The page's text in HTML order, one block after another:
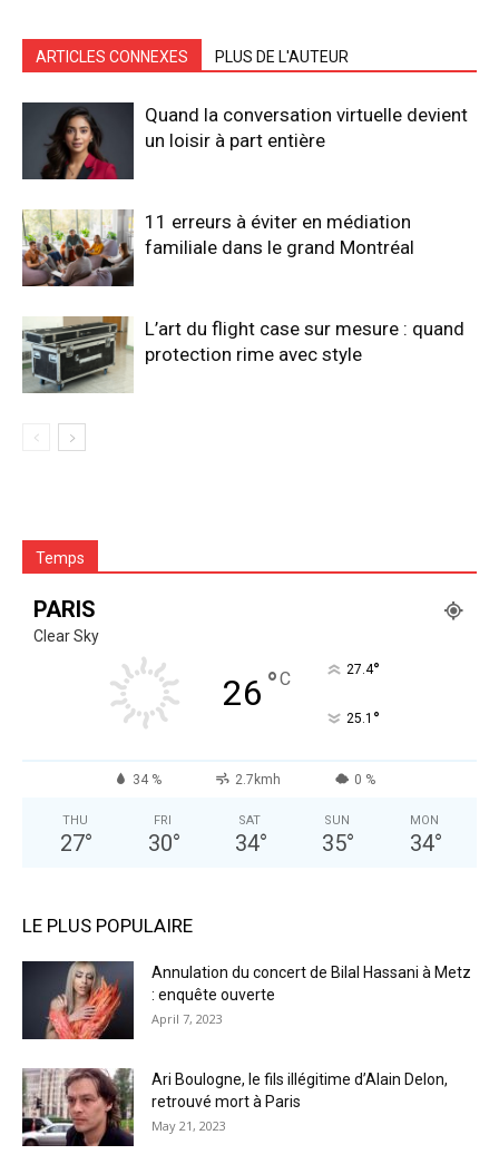
ARTICLES CONNEXES PLUS DE L'AUTEUR
Quand la conversation virtuelle devient
un loisir à part entière
11 erreurs à éviter en médiation
familiale dans le grand Montréal
L’art du flight case sur mesure : quand
protection rime avec style
Temps
PARIS
Clear Sky
26 °C 27.4°
25.1 °
34 % 2.7kmh 0 %
THU
27°
FRI
30°
SAT
34°
SUN
35°
MON
34°
LE PLUS POPULAIRE
Annulation du concert de Bilal Hassani à Metz
: enquête ouverte
April 7, 2023
Ari Boulogne, le fils illégitime d’Alain Delon,
retrouvé mort à Paris
May 21, 2023